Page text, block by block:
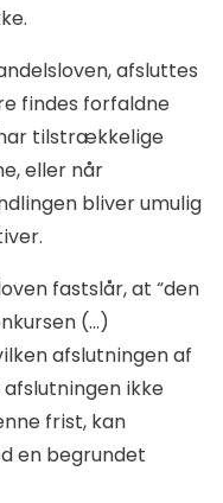
afsluttes
findes forfaldne
tilstrækkelige
eller når
bliver umulig
fastslår, at “den
(…)
afslutningen af
ikke
frist, kan
en begrundet